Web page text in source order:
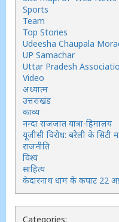
Sports
Team
Top Stories
Udeesha Chaupala
UP Samachar
Uttar Pradesh
Video
अध्यात्म
उत्तराखंड
काव्य
नन्दा राजजात यात्रा-हिमालय
यूजीसी विरोध: बरेली के सिटी
राजनीति
विश्व
साहित्य
केदारनाथ धाम के कपाट 22
Categories: